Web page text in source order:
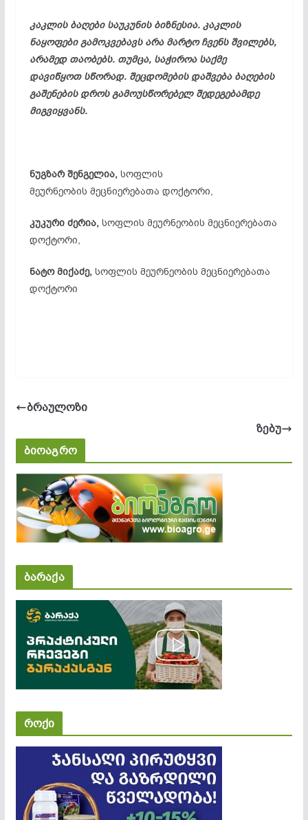
კაკლის ბაღები საუკუნის ბიზნესია. კაკლის
ნაყოფები გამოკვებავს არა მარტო ჩვენს შვილებს,
არამედ თაობებს. თუმცა, საჭიროა საქმე
დავიწყოთ სწორად. შეცდომების დაშვება ბაღების
გაშენების დროს გამოუსწორებელ შედეგებამდე
მიგვიყვანს.
ნუგზარ შენგელია, სოფლის
მეურნეობის მეცნიერებათა დოქტორი,
კუკური ძერია, სოფლის მეურნეობის მეცნიერებათა
დოქტორი,
ნატო მიქაძე, სოფლის მეურნეობის მეცნიერებათა
დოქტორი
ბრაულოზი
ზებუ
ბიოაგრო
ბარაქა
როქი